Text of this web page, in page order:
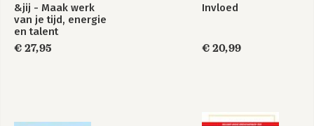
&jij - Maak werk
van je tijd, energie
en talent
€ 27,95
Invloed
€ 20,99